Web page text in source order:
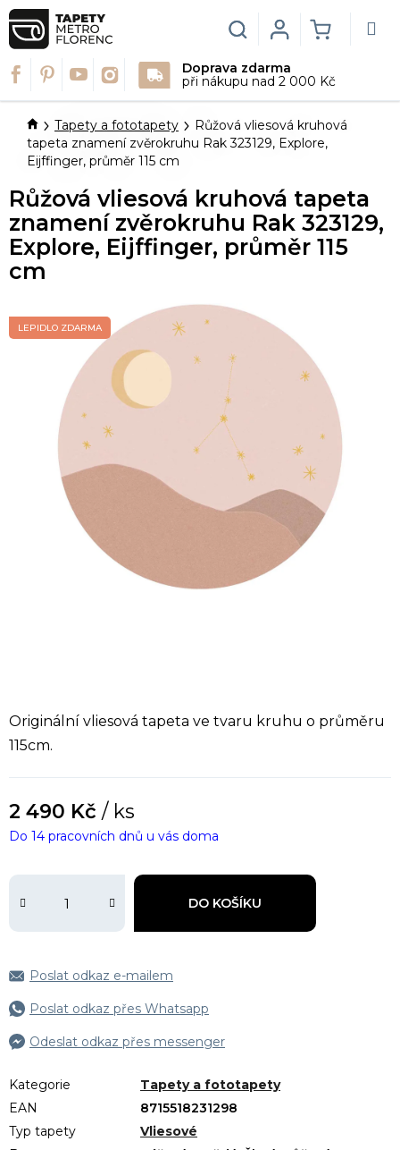
Přejít
na
obsah
Doprava zdarma
při nákupu nad 2 000 Kč
Hledat
KOŠÍK
Login
DomůTapety a fototapety
Růžová vliesová kruhová
tapeta znamení zvěrokruhu Rak 323129, Explore,
Eijffinger, průměr 115 cm
Originální vliesová tapeta ve tvaru kruhu o průměru
115cm.
2 490 Kč / ks
DO KOŠÍKU
Do 14 pracovních dnů u vás doma
Poslat odkaz e-mailem
Poslat odkaz přes Whatsapp
Odeslat odkaz přes messenger
Kategorie
Tapety a fototapety
EAN
8715518231298
Typ tapety
Vliesové
Růžová vliesová kruhová tapeta
znamení zvěrokruhu Rak 323129,
Explore, Eijffinger, průměr 115
cm
LEPIDLO ZDARMA